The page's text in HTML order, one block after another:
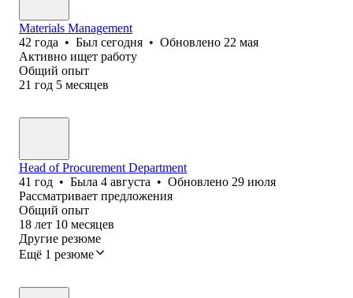
Materials Management
42 года • Был сегодня • Обновлено 22 мая
Активно ищет работу
Общий опыт
21 год 5 месяцев
Head of Procurement Department
41 год • Была 4 августа • Обновлено 29 июля
Рассматривает предложения
Общий опыт
18 лет 10 месяцев
Другие резюме
Ещё 1 резюме